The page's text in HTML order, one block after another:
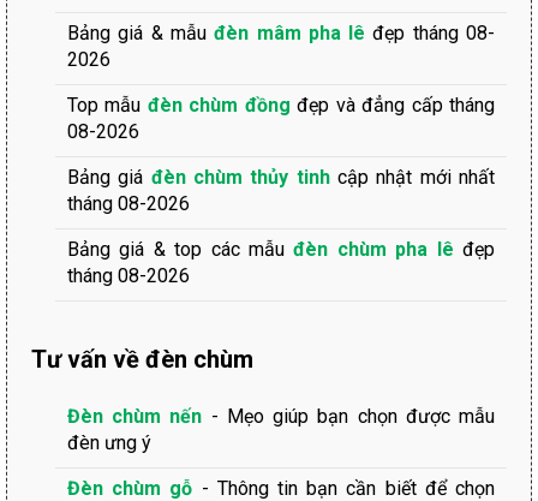
Bảng giá & mẫuđèn mâm pha lê đẹp tháng 08-
2026
Top mẫu đèn chùm đồng đẹp và đẳng cấp tháng
08-2026
Bảng giá đèn chùm thủy tinhcập nhật mới nhất
tháng 08-2026
Bảng giá & top các mẫuđèn chùm pha lê đẹp
tháng 08-2026
Tư vấn về đèn chùm
Đèn chùm nến - Mẹo giúp bạn chọn được mẫu
đèn ưng ý
Đèn chùm gỗ - Thông tin bạn cần biết để chọn